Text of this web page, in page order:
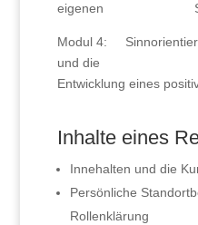
eigenen
Modul 4:
und die
Entwicklung eines
Inhalte eines
Innehalten und die
Persönliche
Rollenklärung